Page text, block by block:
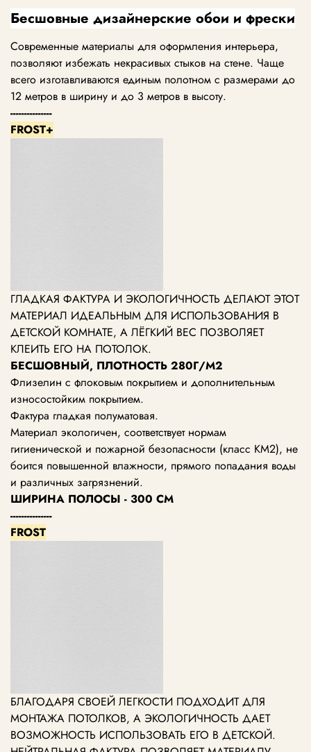
Бесшовные дизайнерские обои и фрески
Современные материалы для оформления интерьера,
позволяют избежать некрасивых стыков на стене. Чаще
всего изготавливаются единым полотном с размерами до
12 метров в ширину и до 3 метров в высоту.
---------------
FROST+
ГЛАДКАЯ ФАКТУРА И ЭКОЛОГИЧНОСТЬ ДЕЛАЮТ ЭТОТ
МАТЕРИАЛ ИДЕАЛЬНЫМ ДЛЯ ИСПОЛЬЗОВАНИЯ В
ДЕТСКОЙ КОМНАТЕ, А ЛЁГКИЙ ВЕС ПОЗВОЛЯЕТ
КЛЕИТЬ ЕГО НА ПОТОЛОК.
БЕСШОВНЫЙ, ПЛОТНОСТЬ 280Г/М2
Флизелин с флоковым покрытием и дополнительным
износостойким покрытием.
Фактура гладкая полуматовая.
Материал экологичен, соответствует нормам
гигиенической и пожарной безопасности (класс КМ2), не
боится повышенной влажности, прямого попадания воды
и различных загрязнений.
ШИРИНА ПОЛОСЫ - 300 СМ
---------------
FROST
БЛАГОДАРЯ СВОЕЙ ЛЕГКОСТИ ПОДХОДИТ ДЛЯ
МОНТАЖА ПОТОЛКОВ, А ЭКОЛОГИЧНОСТЬ ДАЕТ
ВОЗМОЖНОСТЬ ИСПОЛЬЗОВАТЬ ЕГО В ДЕТСКОЙ.